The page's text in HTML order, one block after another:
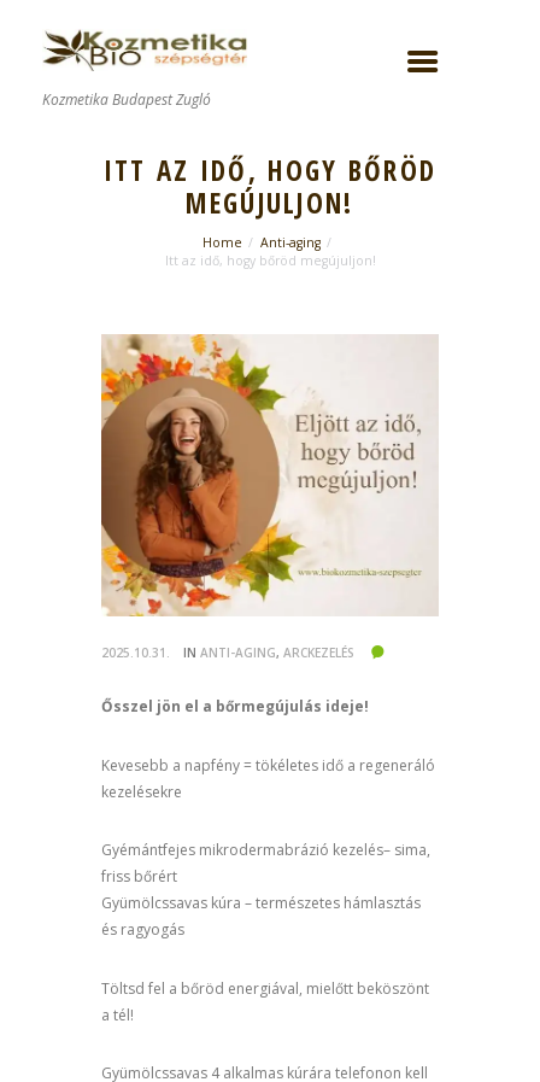
Kozmetika Budapest Zugló
ITT AZ IDŐ, HOGY BŐRÖD
MEGÚJULJON!
Home
Anti-aging
Itt az idő, hogy bőröd megújuljon!
2025.10.31. IN ANTI-AGING, ARCKEZELÉS
Ősszel jön el a bőrmegújulás ideje!
Kevesebb a napfény = tökéletes idő a regeneráló
kezelésekre
Gyémántfejes mikrodermabrázió kezelés– sima,
friss bőrért
Gyümölcssavas kúra – természetes hámlasztás
és ragyogás
Töltsd fel a bőröd energiával, mielőtt beköszönt
a tél!
Gyümölcssavas 4 alkalmas kúrára telefonon kell